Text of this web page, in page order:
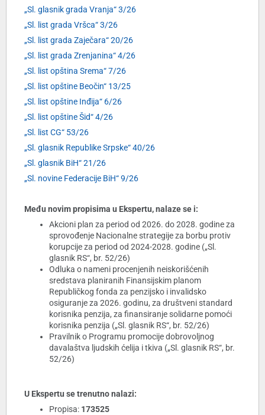
„Sl. glasnik grada Vranja“ 3/26
„Sl. list grada Vršca“ 3/26
„Sl. list grada Zaječara“ 20/26
„Sl. list grada Zrenjanina“ 4/26
„Sl. list opština Srema“ 7/26
„Sl. list opštine Beočin“ 13/25
„Sl. list opštine Inđija“ 6/26
„Sl. list opštine Šid“ 4/26
„Sl. list CG“ 53/26
„Sl. glasnik Republike Srpske“ 40/26
„Sl. glasnik BiH“ 21/26
„Sl. novine Federacije BiH“ 9/26
Među novim propisima u Ekspertu, nalaze se i:
Akcioni plan za period od 2026. do 2028. godine za
sprovođenje Nacionalne strategije za borbu protiv
korupcije za period od 2024-2028. godine („Sl.
glasnik RS“, br. 52/26)
Odluka o nameni procenjenih neiskorišćenih
sredstava planiranih Finansijskim planom
Republičkog fonda za penzijsko i invalidsko
osiguranje za 2026. godinu, za društveni standard
korisnika penzija, za finansiranje solidarne pomoći
korisnika penzija („Sl. glasnik RS“, br. 52/26)
Pravilnik o Programu promocije dobrovoljnog
davalaštva ljudskih ćelija i tkiva („Sl. glasnik RS“, br.
52/26)
U Ekspertu se trenutno nalazi:
Propisa: 173525